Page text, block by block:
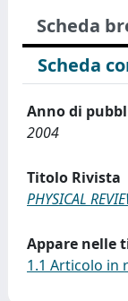
Scheda
Scheda
Anno di
2004
Titolo Rivista
PHYSICAL
Appare nelle
1.1 Articolo in